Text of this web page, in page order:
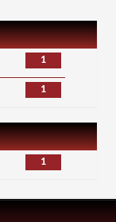
1
1
1